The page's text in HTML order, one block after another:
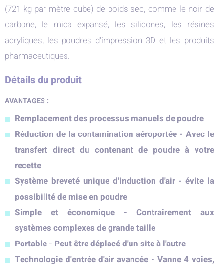
(721 kg par mètre cube) de poids sec, comme le noir de
carbone, le mica expansé, les silicones, les résines
acryliques, les poudres d'impression 3D et les produits
pharmaceutiques.
Détails du produit
AVANTAGES :
Remplacement des processus manuels de poudre
Réduction de la contamination aéroportée - Avec le
transfert direct du contenant de poudre à votre
recette
Système breveté unique d'induction d'air - évite la
possibilité de mise en poudre
Simple et économique - Contrairement aux
systèmes complexes de grande taille
Portable - Peut être déplacé d'un site à l'autre
Technologie d'entrée d'air avancée - Vanne 4 voies,